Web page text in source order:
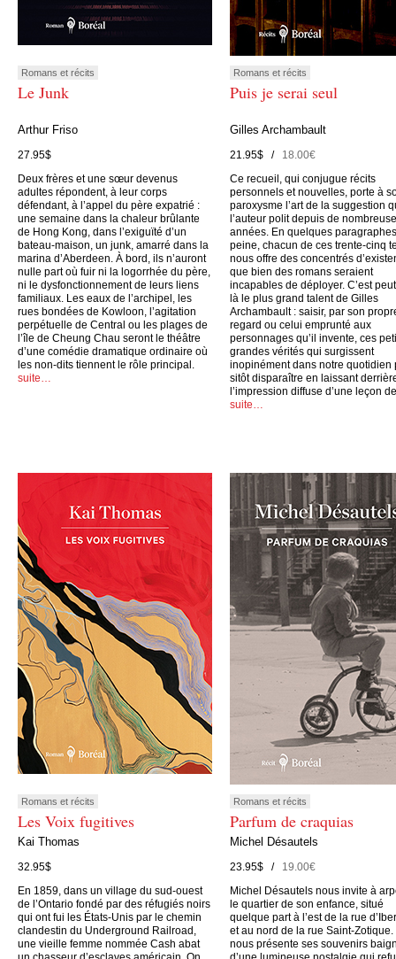
Romans et récits
Le Junk
Arthur Friso
27.95$
Deux frères et une sœur devenus
adultes répondent, à leur corps
défendant, à l’appel du père expatrié :
une semaine dans la chaleur brûlante
de Hong Kong, dans l’exiguïté d’un
bateau-maison, un junk, amarré dans la
marina d’Aberdeen. À bord, ils n’auront
nulle part où fuir ni la logorrhée du père,
ni le dysfonctionnement de leurs liens
familiaux. Les eaux de l’archipel, les
rues bondées de Kowloon, l’agitation
perpétuelle de Central ou les plages de
l’île de Cheung Chau seront le théâtre
d’une comédie dramatique ordinaire où
les non-dits tiennent le rôle principal.
suite…
Romans et récits
Puis je serai seul
Gilles Archambault
21.95$ /18.00€
Ce recueil, qui conjugue récits
personnels et nouvelles, porte à
paroxysme l’art de la suggestion
l’auteur polit depuis de
années. En quelques
peine, chacun de ces trente-cinq
nous offre des concentrés
que bien des romans seraient
incapables de déployer. C’est
là le plus grand talent de Gilles
Archambault : saisir, par son
regard ou celui emprunté aux
personnages qu’il invente, ces
grandes vérités qui surgissent
inopinément dans notre quotidien
sitôt disparaître en laissant
l’impression diffuse d’une leçon
suite…
Romans et récits
Les Voix fugitives
Kai Thomas
32.95$
En 1859, dans un village du sud-ouest
de l’Ontario fondé par des réfugiés noirs
qui ont fui les États-Unis par le chemin
clandestin du Underground Railroad,
une vieille femme nommée Cash abat
Romans et récits
Parfum de craquias
Michel Désautels
23.95$ /19.00€
Michel Désautels nous invite à
le quartier de son enfance, situé
quelque part à l’est de la rue
et au nord de la rue Saint-Zotique.
nous présente ses souvenirs